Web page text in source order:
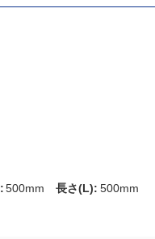
: 500mm長さ(L): 500mm